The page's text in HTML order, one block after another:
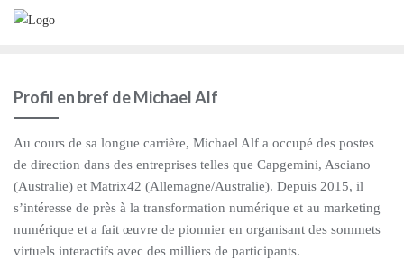
Profil en bref de Michael Alf
Au cours de sa longue carrière, Michael Alf a occupé des postes
de direction dans des entreprises telles que Capgemini, Asciano
(Australie) et Matrix42 (Allemagne/Australie). Depuis 2015, il
s’intéresse de près à la transformation numérique et au marketing
numérique et a fait œuvre de pionnier en organisant des sommets
virtuels interactifs avec des milliers de participants.